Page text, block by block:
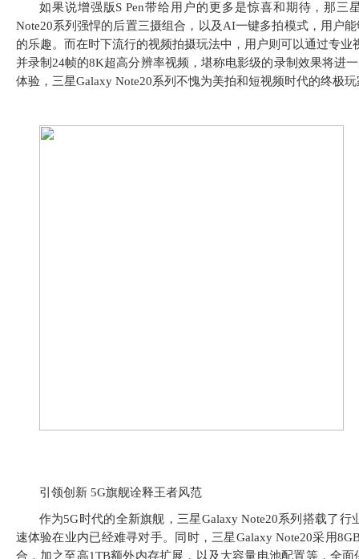
如果说增强版S Pen带给用户的更多是惊喜和期待，那三
Note20系列强悍的后置三摄组合，以及AI一键多拍模式，用户
的乐趣。而在时下流行的视频拍摄玩法中，用户则可以通过专
并录制24帧的8K超高分辨率视频，堪称电影级的录制效果将进
体验，三星Galaxy Note20系列不愧为美拍和短视频时代的终极玩
引领创新 5G旗舰诠释王者风范
作为5G时代的全新旗舰，三星Galaxy Note20系列搭载了
速体验在业内已经难寻对手。同时，三星Galaxy Note20采用
合，加之至高1TB额外内存扩展，以及大容量电池配置等，全